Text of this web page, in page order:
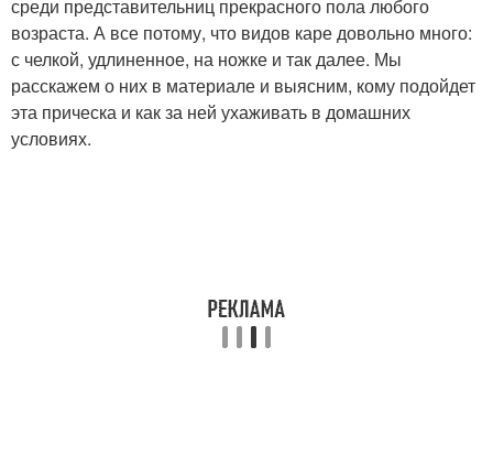
Хвостик с челкой Челка в стороны
среди представительниц прекрасного пола любого
возраста. А все потому, что видов каре довольно много:
с челкой, удлиненное, на ножке и так далее. Мы
расскажем о них в материале и выясним, кому подойдет
эта прическа и как за ней ухаживать в домашних
условиях.